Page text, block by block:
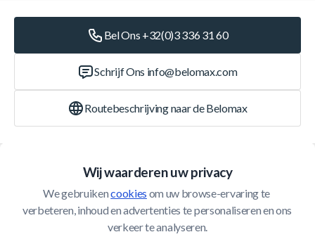
Wij waarderen uw privacy
We gebruiken cookies om uw browse-ervaring te
verbeteren, inhoud en advertenties te personaliseren en ons
verkeer te analyseren.
Klantenservice
Bel Ons +32(0)3 336 31 60
Schrijf Ons info@belomax.com
Routebeschrijving naar de Belomax